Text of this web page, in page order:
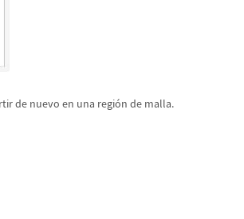
de nuevo en una región de malla.